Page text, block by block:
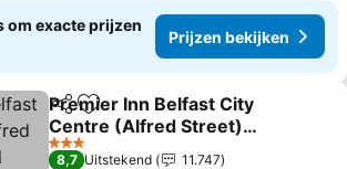
om exacte prijzen
Prijzen bekijken
DelenToevoegen aan favorieten
Premier Inn Belfast City
Centre (Alfred Street)
hotel
3 Sterren
8,7 Uitstekend
11.747